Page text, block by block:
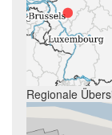
Regionale